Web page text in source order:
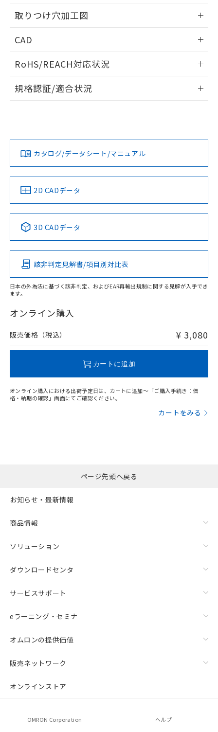
取りつけ穴加工図
CAD
ドすることができます。
ログイン/会員登録
ダウンロードデータをご利用いただく前に、以下を必ずお読
みください。
ソフトウェアの使用条件
RoHS/REACH対応状況
EU RoHS 注意事項・凡例
対応済み
中国 RoHS 注意事項・凡例
Pb Hg Cd Cr(VI)
O
在庫等で未対応品が混在する可能性があります。
問い合わせください。
規格認証/適合状況
LR型式承認
（イギリス
船舶規格）
DNV型式承認
（ノルウェー
BV型式承認
（フランス
KR型式
（韓国
No No No No
この製品の規格認証/適合状況ページへ
その他の認証はこちらのページからご検索ください
カタログ/データシート/マニュアル
2D CADデータ
3D CADデータ
該非判定見解書/項目別対比表
日本の外為法に基づく該非判定、およびEAR再輸出規制に関する見解が入手でき
ます。
オンライン購入
販売価格（税込） ¥ 3,080
カートに追加
オンライン購入における出荷予定日は、カートに追加～「ご購入手続き：価
格・納期の確認」画面にてご確認ください。
カートをみる
していることから、特段のことがない限
り、2022年1月12日より割愛しておりま
ページ先頭へ戻る
お知らせ・最新情報
商品情報
ソリューション
ダウンロードセンタ
サービスサポート
eラーニング・セミナ
オムロンの提供価値
販売ネットワーク
オンラインストア
OMRON Corporation ヘルプ